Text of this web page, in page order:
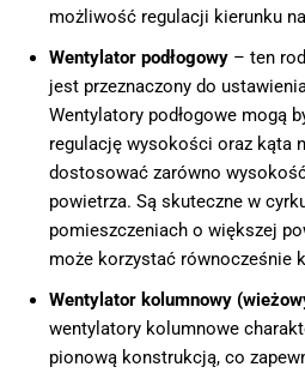
możliwość regulacji kierunku
Wentylator podłogowy – ten
jest przeznaczony do
Wentylatory podłogowe mogą
regulację wysokości oraz kąta
dostosować zarówno
powietrza. Są skuteczne w
pomieszczeniach o większej
może korzystać równocześnie
Wentylator kolumnowy
wentylatory kolumnowe
pionową konstrukcją, co